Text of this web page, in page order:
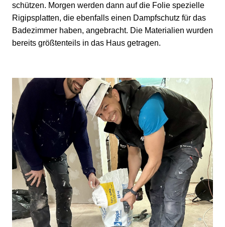
schützen. Morgen werden dann auf die Folie spezielle
Rigipsplatten, die ebenfalls einen Dampfschutz für das
Badezimmer haben, angebracht. Die Materialien wurden
bereits größtenteils in das Haus getragen.